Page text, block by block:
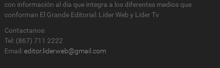
con información al día que integra a los diferentes medios que
conforman El Grande Editorial: Líder Web y Líder Tv
Contactanos:
Tel: (867) 711 2222
Email: editor.liderweb@gmail.com